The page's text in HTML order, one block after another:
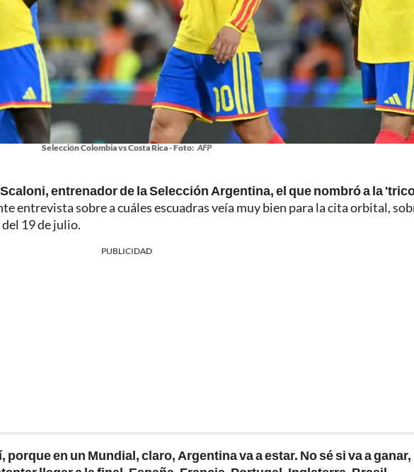
Selección Colombia vs Costa Rica - Foto: AFP
entrenador de la Selección Argentina, el que nombró a la
entrevista sobre a cuáles escuadras veía muy bien para la cita orbital,
19 de julio.
PUBLICIDAD
porque en un Mundial, claro, Argentina va a estar. No sé si va a